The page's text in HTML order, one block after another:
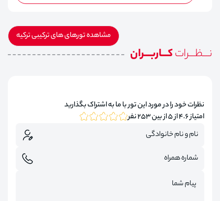
مشاهده تورهای های ترکیبی ترکیه
نـــظـــراتکـــاربـــران
نظرات خود را در مورد این تور با ما به اشتراک بگذارید
امتیاز 4.6 از 5 از بین 253 نفر